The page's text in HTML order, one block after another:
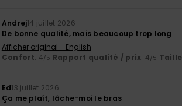
Andrej14 juillet 2026
De bonne qualité, mais beaucoup trop long
Afficher original - English
Confort: 4/5 Rapport qualité / prix: 4/5 Taille
Ed13 juillet 2026
Ça me plaît, lâche-moi le bras